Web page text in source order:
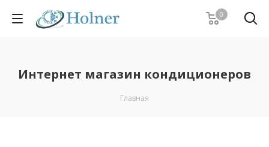
0
Интернет магазин кондиционеров
Главная